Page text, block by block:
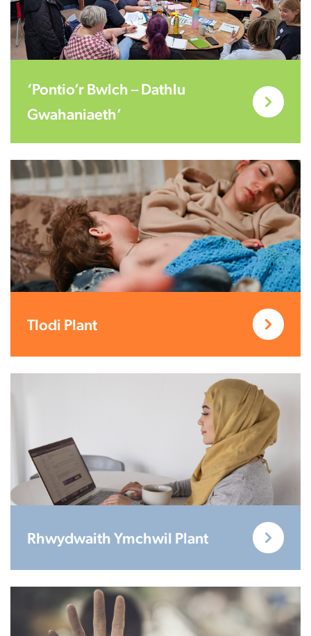
‘Pontio’r Bwlch – Dathlu
Gwahaniaeth’
Tlodi Plant
Rhwydwaith Ymchwil Plant